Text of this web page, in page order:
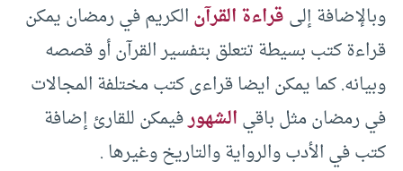
وبالإضافة إلىقراءة القرآنالكريم في رمضان يمكن
قراءة كتب بسيطة تتعلق بتفسير القرآن أو قصصه
وبيانه. كما يمكن ايضا قراءى كتب مختلفة المجالات
في رمضان مثل باقيالشهورفيمكن للقارئ إضافة
كتب في الأدب والرواية والتاريخ وغيرها .